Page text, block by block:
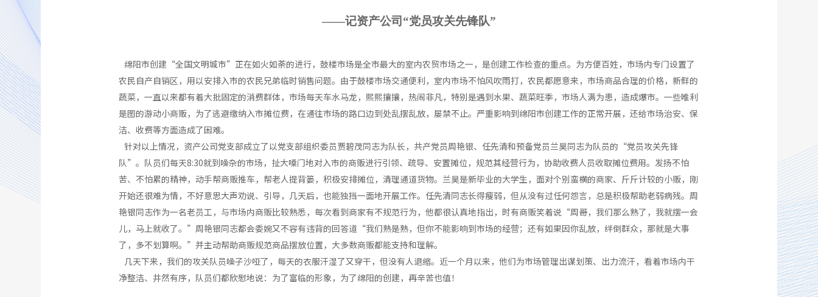
——记资产公司“党员攻关先锋队”
绵阳市创建“全国文明城市”正在如火如荼的进行，鼓楼市场是全市最大的室内农贸市场之一，是创建工作检查的重点。为方便百姓，市场内专门设置了
农民自产自销区，用以安排入市的农民兄弟临时销售问题。由于鼓楼市场交通便利，室内市场不怕风吹雨打，农民都愿意来，市场商品合理的价格，新鲜的
蔬菜，一直以来都有着大批固定的消费群体，市场每天车水马龙，熙熙攘攘，热闹非凡，特别是遇到水果、蔬菜旺季，市场人满为患，造成爆市。一些唯利
是图的游动小商贩，为了逃避缴纳入市摊位费，在通往市场的路口边到处乱摆乱放，屡禁不止。严重影响到绵阳市创建工作的正常开展，还给市场治安、保
洁、收费等方面造成了困难。
针对以上情况，资产公司党支部成立了以党支部组织委员贾碧茂同志为队长，共产党员周艳银、任先清和预备党员兰昊同志为队员的“党员攻关先锋
队”。队员们每天8:30就到噪杂的市场，扯大嗓门地对入市的商贩进行引领、疏导、安置摊位，规范其经营行为，协助收费人员收取摊位费用。发扬不怕
苦、不怕累的精神，动手帮商贩推车，帮老人提背篓，积极安排摊位，清理通道货物。兰昊是新毕业的大学生，面对个别蛮横的商家、斤斤计较的小贩，刚
开始还很难为情，不好意思大声劝说、引导，几天后，也能独挡一面地开展工作。任先清同志长得瘦弱，但从没有过任何怨言，总是积极帮助老弱病残。周
艳银同志作为一名老员工，与市场内商贩比较熟悉，每次看到商家有不规范行为，他都很认真地指出，时有商贩笑着说“周哥，我们那么熟了，我就摆一会
儿，马上就收了。”周艳银同志都会委婉又不容有违背的回答道“我们熟是熟，但你不能影响到市场的经营；还有如果因你乱放，绊倒群众，那就是大事
了，多不划算啊。”并主动帮助商贩规范商品摆放位置，大多数商贩都能支持和理解。
几天下来，我们的攻关队员噪子沙哑了，每天的衣服汗湿了又穿干，但没有人退缩。近一个月以来，他们为市场管理出谋划策、出力流汗，看着市场内干
净整洁、井然有序，队员们都欣慰地说：为了富临的形象，为了绵阳的创建，再辛苦也值！